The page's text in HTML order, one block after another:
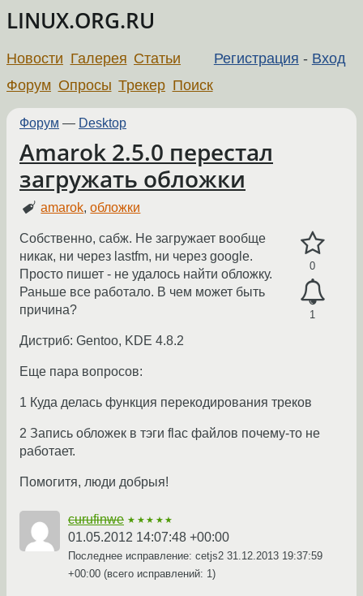
LINUX.ORG.RU
Регистрация - Вход
Новости Галерея Статьи
Форум Опросы Трекер Поиск
Форум — Desktop
Amarok 2.5.0 перестал
загружать обложки
amarok,обложки
0
1
Собственно, сабж. Не загружает вообще
никак, ни через lastfm, ни через google.
Просто пишет - не удалось найти обложку.
Раньше все работало. В чем может быть
причина?
Дистриб: Gentoo, KDE 4.8.2
Еще пара вопросов:
1 Куда делась функция перекодирования треков
2 Запись обложек в тэги flac файлов почему-то не
работает.
Помогитя, люди добрыя!
curufinwe ★★★★★
01.05.2012 14:07:48 +00:00
Последнее исправление: cetjs2 31.12.2013 19:37:59
+00:00 (всего исправлений: 1)